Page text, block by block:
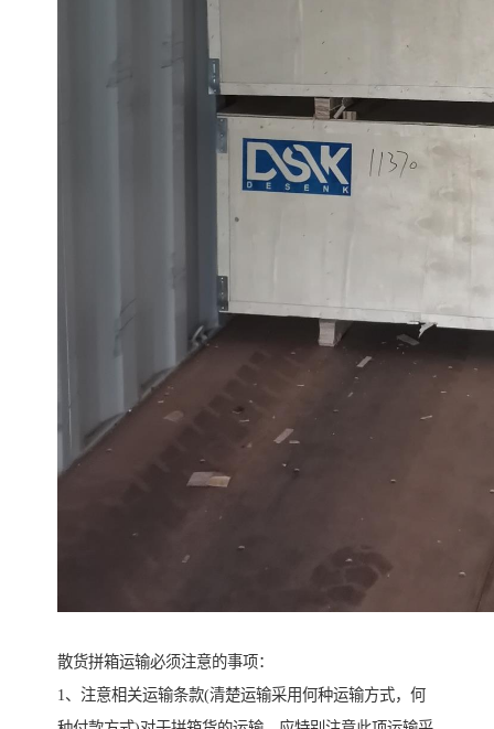
散货拼箱运输必须注意的事项：
1、注意相关运输条款(清楚运输采用何种运输方式，何